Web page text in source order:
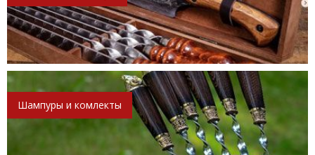
Шампуры и комлекты